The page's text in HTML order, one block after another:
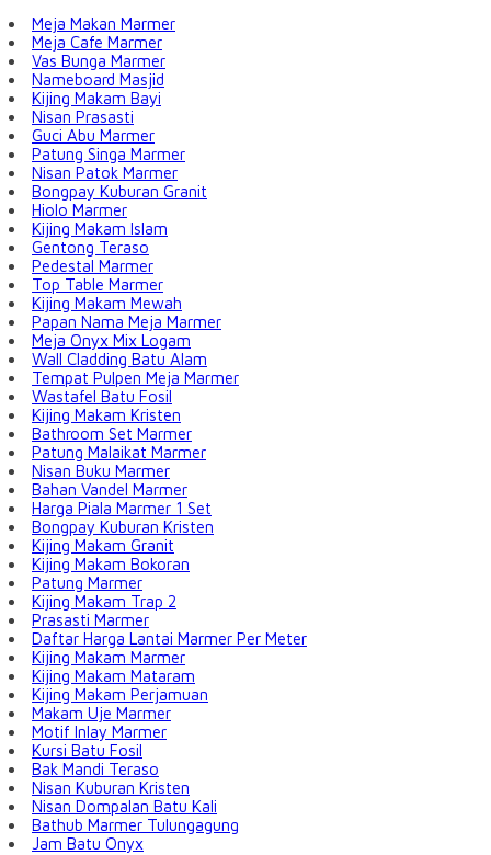
Meja Makan Marmer
Meja Cafe Marmer
Vas Bunga Marmer
Nameboard Masjid
Kijing Makam Bayi
Nisan Prasasti
Guci Abu Marmer
Patung Singa Marmer
Nisan Patok Marmer
Bongpay Kuburan Granit
Hiolo Marmer
Kijing Makam Islam
Gentong Teraso
Pedestal Marmer
Top Table Marmer
Kijing Makam Mewah
Papan Nama Meja Marmer
Meja Onyx Mix Logam
Wall Cladding Batu Alam
Tempat Pulpen Meja Marmer
Wastafel Batu Fosil
Kijing Makam Kristen
Bathroom Set Marmer
Patung Malaikat Marmer
Nisan Buku Marmer
Bahan Vandel Marmer
Harga Piala Marmer 1 Set
Bongpay Kuburan Kristen
Kijing Makam Granit
Kijing Makam Bokoran
Patung Marmer
Kijing Makam Trap 2
Prasasti Marmer
Daftar Harga Lantai Marmer Per Meter
Kijing Makam Marmer
Kijing Makam Mataram
Kijing Makam Perjamuan
Makam Uje Marmer
Motif Inlay Marmer
Kursi Batu Fosil
Bak Mandi Teraso
Nisan Kuburan Kristen
Nisan Dompalan Batu Kali
Bathub Marmer Tulungagung
Jam Batu Onyx